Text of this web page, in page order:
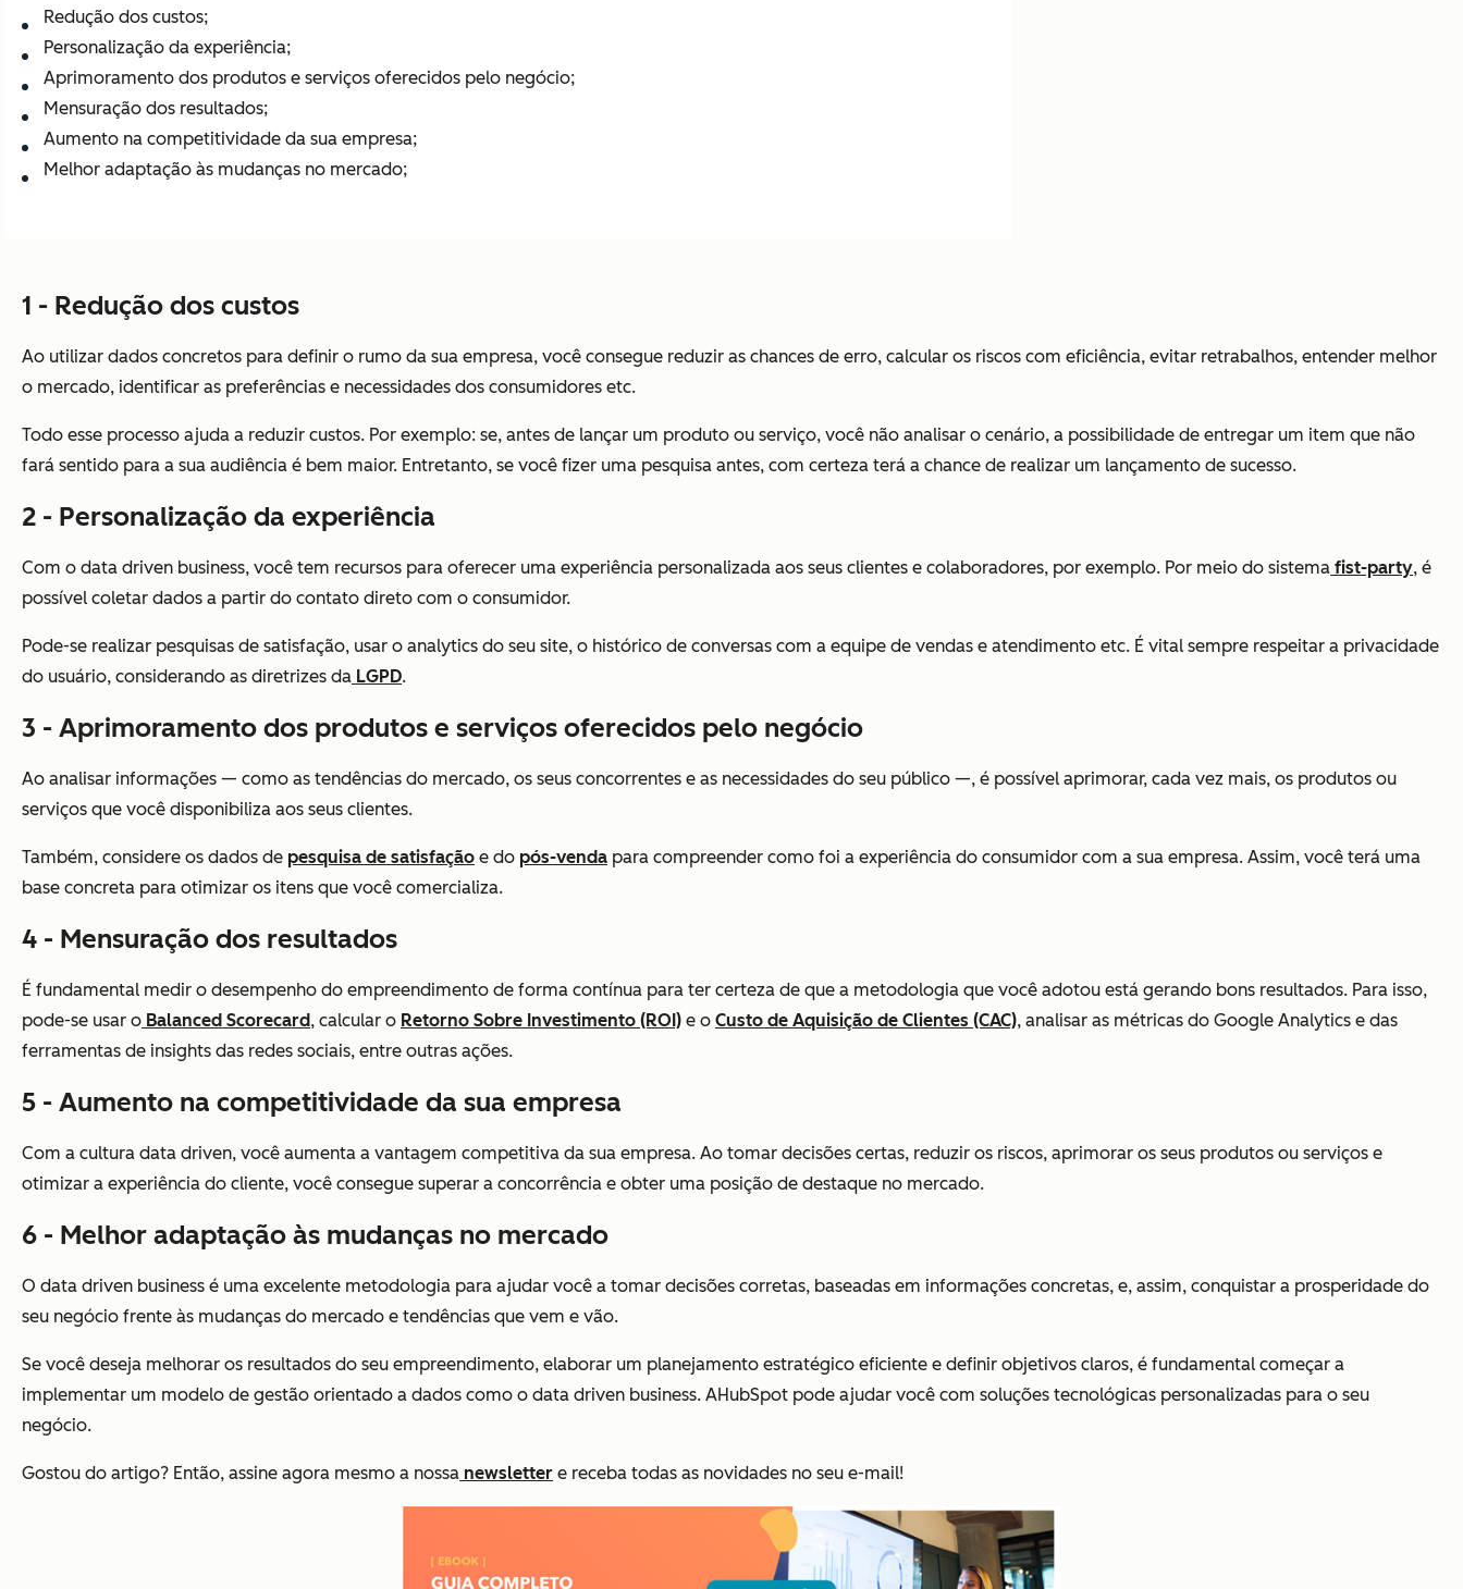
Redução dos custos;
Personalização da experiência;
Aprimoramento dos produtos e serviços oferecidos pelo negócio;
Mensuração dos resultados;
Aumento na competitividade da sua empresa;
Melhor adaptação às mudanças no mercado;
1 - Redução dos custos
Ao utilizar dados concretos para definir o rumo da sua empresa, você consegue reduzir as chances de erro, calcular os riscos com eficiência, evitar retrabalhos, entender melhor
o mercado, identificar as preferências e necessidades dos consumidores etc.
Todo esse processo ajuda a reduzir custos. Por exemplo: se, antes de lançar um produto ou serviço, você não analisar o cenário, a possibilidade de entregar um item que não
fará sentido para a sua audiência é bem maior. Entretanto, se você fizer uma pesquisa antes, com certeza terá a chance de realizar um lançamento de sucesso.
2 - Personalização da experiência
Com o data driven business, você tem recursos para oferecer uma experiência personalizada aos seus clientes e colaboradores, por exemplo. Por meio do sistema fist-party, é
possível coletar dados a partir do contato direto com o consumidor.
Pode-se realizar pesquisas de satisfação, usar o analytics do seu site, o histórico de conversas com a equipe de vendas e atendimento etc. É vital sempre respeitar a privacidade
do usuário, considerando as diretrizes da LGPD.
3 - Aprimoramento dos produtos e serviços oferecidos pelo negócio
Ao analisar informações — como as tendências do mercado, os seus concorrentes e as necessidades do seu público —, é possível aprimorar, cada vez mais, os produtos ou
serviços que você disponibiliza aos seus clientes.
Também, considere os dados de pesquisa de satisfação e do pós-venda para compreender como foi a experiência do consumidor com a sua empresa. Assim, você terá uma
base concreta para otimizar os itens que você comercializa.
4 - Mensuração dos resultados
É fundamental medir o desempenho do empreendimento de forma contínua para ter certeza de que a metodologia que você adotou está gerando bons resultados. Para isso,
pode-se usar o Balanced Scorecard, calcular o Retorno Sobre Investimento (ROI) e o Custo de Aquisição de Clientes (CAC), analisar as métricas do Google Analytics e das
ferramentas de insights das redes sociais, entre outras ações.
5 - Aumento na competitividade da sua empresa
Com a cultura data driven, você aumenta a vantagem competitiva da sua empresa. Ao tomar decisões certas, reduzir os riscos, aprimorar os seus produtos ou serviços e
otimizar a experiência do cliente, você consegue superar a concorrência e obter uma posição de destaque no mercado.
6 - Melhor adaptação às mudanças no mercado
O data driven business é uma excelente metodologia para ajudar você a tomar decisões corretas, baseadas em informações concretas, e, assim, conquistar a prosperidade do
seu negócio frente às mudanças do mercado e tendências que vem e vão.
Se você deseja melhorar os resultados do seu empreendimento, elaborar um planejamento estratégico eficiente e definir objetivos claros, é fundamental começar a
implementar um modelo de gestão orientado a dados como o data driven business. AHubSpot pode ajudar você com soluções tecnológicas personalizadas para o seu
negócio.
Gostou do artigo? Então, assine agora mesmo a nossa newsletter e receba todas as novidades no seu e-mail!